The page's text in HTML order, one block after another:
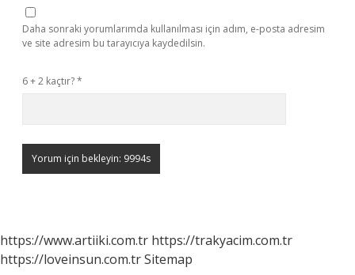
Daha sonraki yorumlarımda kullanılması için adım, e-posta adresim
ve site adresim bu tarayıcıya kaydedilsin.
6 + 2 kaçtır?*
https://www.artiiki.com.tr https://trakyacim.com.tr
https://loveinsun.com.trSitemap